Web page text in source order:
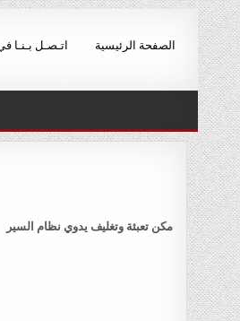
Skip
to
content
اتـصـل بـنـا الصفحة الرئيسية
مكن تعبئة وتغليف يدوي نظام السير